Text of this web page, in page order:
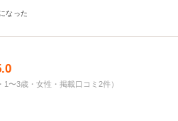
なった
〜3歳・女性・掲載口コミ2件）